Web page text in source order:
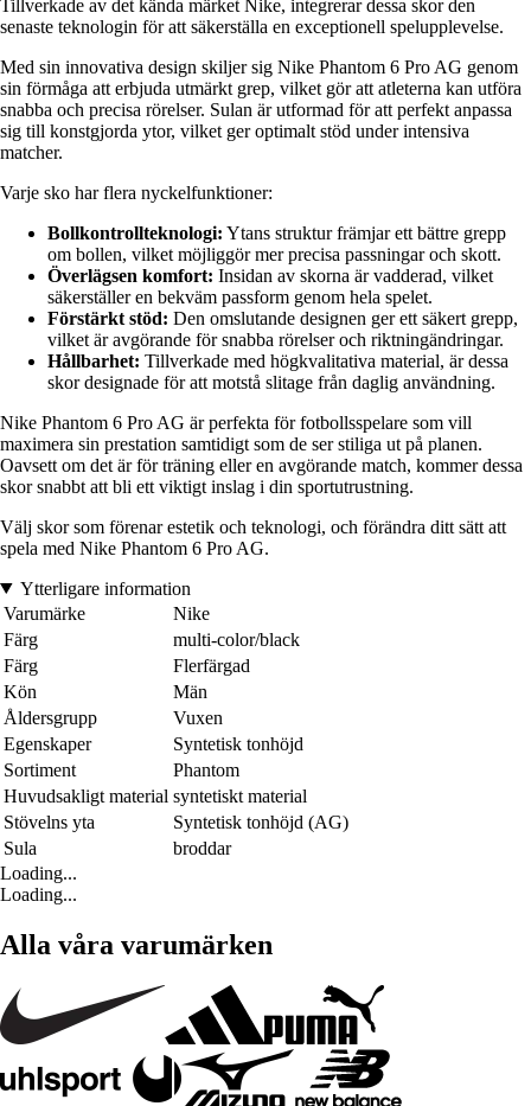
Tillverkade av det kända märket Nike, integrerar dessa skor den
senaste teknologin för att säkerställa en exceptionell spelupplevelse.
Med sin innovativa design skiljer sig Nike Phantom 6 Pro AG genom
sin förmåga att erbjuda utmärkt grep, vilket gör att atleterna kan utföra
snabba och precisa rörelser. Sulan är utformad för att perfekt anpassa
sig till konstgjorda ytor, vilket ger optimalt stöd under intensiva
matcher.
Varje sko har flera nyckelfunktioner:
Bollkontrollteknologi: Ytans struktur främjar ett bättre grepp
om bollen, vilket möjliggör mer precisa passningar och skott.
Överlägsen komfort: Insidan av skorna är vadderad, vilket
säkerställer en bekväm passform genom hela spelet.
Förstärkt stöd: Den omslutande designen ger ett säkert grepp,
vilket är avgörande för snabba rörelser och riktningändringar.
Hållbarhet: Tillverkade med högkvalitativa material, är dessa
skor designade för att motstå slitage från daglig användning.
Nike Phantom 6 Pro AG är perfekta för fotbollsspelare som vill
maximera sin prestation samtidigt som de ser stiliga ut på planen.
Oavsett om det är för träning eller en avgörande match, kommer dessa
skor snabbt att bli ett viktigt inslag i din sportutrustning.
Välj skor som förenar estetik och teknologi, och förändra ditt sätt att
spela med Nike Phantom 6 Pro AG.
Ytterligare information
Varumärke
Nike
Färg
multi-color/black
Färg
Flerfärgad
Kön
Män
Åldersgrupp
Vuxen
Egenskaper
Syntetisk tonhöjd
Sortiment
Phantom
Huvudsakligt material syntetiskt material
Stövelns yta
Syntetisk tonhöjd (AG)
Sula
broddar
Loading...
Loading...
Alla våra varumärken